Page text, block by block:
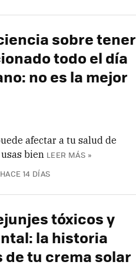
sobre tener
todo el día
no es la mejor
afectar a tu salud de
bien LEER MÁS »
HACE 14 DÍAS
tóxicos y
la historia
de tu crema solar